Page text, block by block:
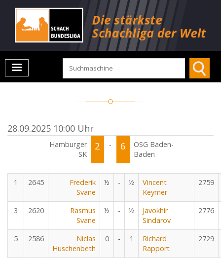
28.09.2025 10:00 Uhr
Hamburger
SK
2 - 6
OSG Baden-
Baden
1 2645
Frederik
Svane
½ - ½
Vincent
Keymer
2759
3 2620
Rasmus
Svane
½ - ½
Javokhir
Sindarov
2776
5 2586
Niclas
Huschenbeth
0 - 1
Richard
Rapport
2729